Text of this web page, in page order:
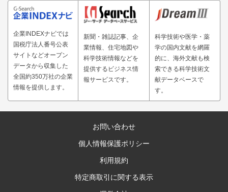
企業INDEXナビでは
国税庁法人番号公表
サイトなどオープン
データから収集した
全国約350万社の企業
情報を提供します。
新聞・雑誌記事、企
業情報、住宅地図や
科学技術情報などを
提供するビジネス情
報サービスです。
科学技術や医学・薬
学の国内文献を網羅
的に、海外文献も検
索できる科学技術文
献データベースで
す。
お問い合わせ
個人情報保護ポリシー
利用規約
特定商取引に関する表示